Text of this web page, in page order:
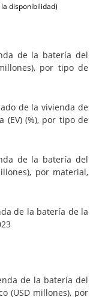
disponibilidad)
de la batería del
por tipo de
de la vivienda de
(%), por tipo de
de la batería del
por material,
de la batería de la
de la batería del
(USD millones), por